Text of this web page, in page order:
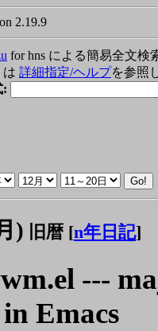
2.19.9
for hns による簡易全文検
は 詳細指定/ヘルプを参照
:
) 旧暦 [n年日記]
---
Emacs